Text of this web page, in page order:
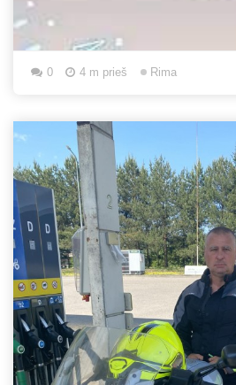
0 4 m prieš Rima